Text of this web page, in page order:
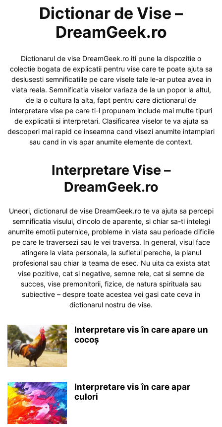
Dictionar de Vise –
DreamGeek.ro
Dictionarul de vise DreamGeek.ro iti pune la dispozitie o
colectie bogata de explicatii pentru vise care te poate ajuta sa
deslusesti semnificatiile pe care visele tale le-ar putea avea in
viata reala. Semnificatia viselor variaza de la un popor la altul,
de la o cultura la alta, fapt pentru care dictionarul de
interpretare vise pe care ti-l propunem include mai multe tipuri
de explicatii si interpretari. Clasificarea viselor te va ajuta sa
descoperi mai rapid ce inseamna cand visezi anumite intamplari
sau cand in vis apar anumite elemente de context.
Interpretare Vise –
DreamGeek.ro
Uneori, dictionarul de vise DreamGeek.ro te va ajuta sa percepi
semnificatia visului, dincolo de aparente, si chiar sa-ti intelegi
anumite emotii puternice, probleme in viata sau perioade dificile
pe care le traversezi sau le vei traversa. In general, visul face
atingere la viata personala, la sufletul pereche, la planul
profesional sau chiar la teama de esec. Nu uita ca exista atat
vise pozitive, cat si negative, semne rele, cat si semne de
succes, vise premonitorii, fizice, de natura spirituala sau
subiective – despre toate acestea vei gasi cate ceva in
dictionarul nostru de vise.
Interpretare vis în care apare un
cocoș
Interpretare vis în care apar
culori